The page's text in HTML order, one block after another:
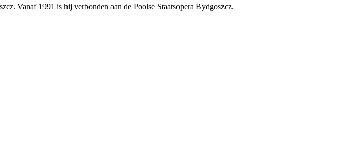
Vanaf 1991 is hij verbonden aan de Poolse Staatsopera Bydgoszcz.